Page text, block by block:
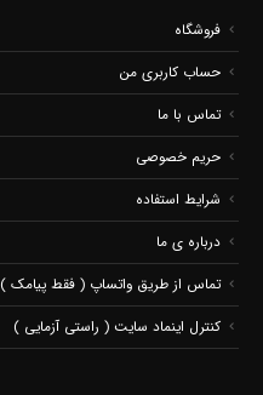
فروشگاه
حساب کاربری من
تماس با ما
حریم خصوصی
شرایط استفاده
درباره ی ما
تماس از طریق واتساپ ( فقط پیامک )
کنترل اینماد سایت ( راستی آزمایی )